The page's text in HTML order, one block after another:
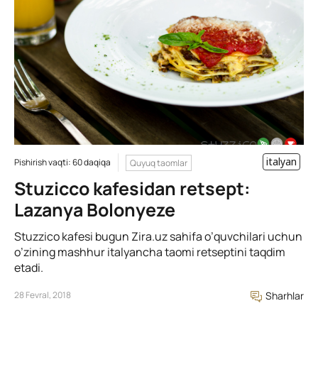
Pishirish vaqti: 60 daqiqa Quyuq taomlar italyan
Stuzicco kafesidan retsept:
Lazanya Bolonyeze
Stuzzico kafesi bugun Zira.uz sahifa o’quvchilari uchun
o’zining mashhur italyancha taomi retseptini taqdim
etadi.
28 Fevral, 2018 Sharhlar